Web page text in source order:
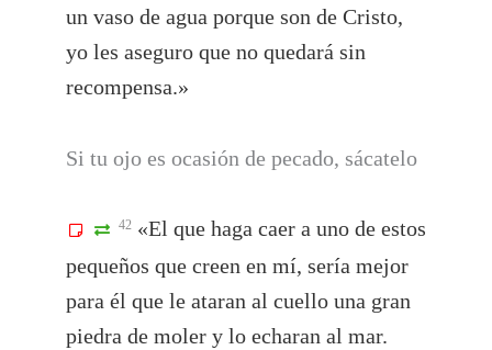
un vaso de agua porque son de Cristo,
yo les aseguro que no quedará sin
recompensa.»
Si tu ojo es ocasión de pecado, sácatelo
42 «El que haga caer a uno de estos
pequeños que creen en mí, sería mejor
para él que le ataran al cuello una gran
piedra de moler y lo echaran al mar.